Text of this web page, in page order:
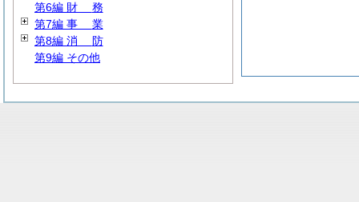
第6編 財 務
第7編 事 業
第8編 消 防
第9編 その他